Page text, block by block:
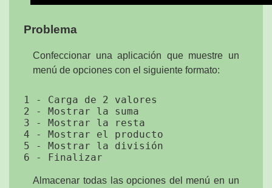
Problema
Confeccionar una aplicación que muestre un
menú de opciones con el siguiente formato:
1 - Carga de 2 valores
2 - Mostrar la suma
3 - Mostrar la resta
4 - Mostrar el producto
5 - Mostrar la división
Almacenar todas las opciones del menú en un